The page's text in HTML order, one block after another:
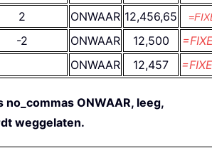
2 ONWAAR 12,456,65
-2 ONWAAR 12,500
ONWAAR 12,457
no_commas ONWAAR, leeg,
weggelaten.